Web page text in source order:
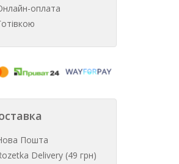
оплата
Пошта
Delivery (49 грн)